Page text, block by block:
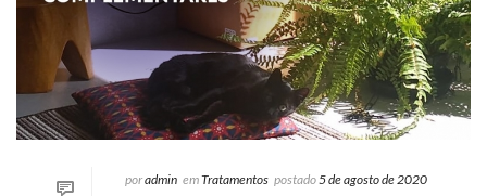
poradmin emTratamentos postado5 de agosto de 2020